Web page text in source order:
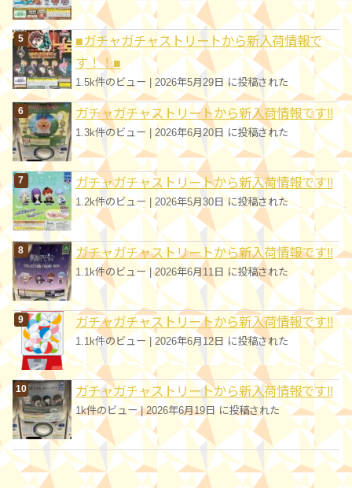
■ガチャガチャストリートから新入荷情報で
す！！■
1.5k件のビュー 2026年5月29日 に投稿された
ガチャガチャストリートから新入荷情報です!!
1.3k件のビュー |2026年6月20日 に投稿された
ガチャガチャストリートから新入荷情報です!!
1.2k件のビュー 2026年5月30日 に投稿された
ガチャガチャストリートから新入荷情報です!!
1.1k件のビュー|2026年6月11日 に投稿された
ガチャガチャストリートから新入荷情報です!!
1.1k件のビュー | 2026年6月12日 に投稿された
ガチャガチャストリートから新入荷情報です!!
1k件のビュー|2026年6月19日 に投稿された